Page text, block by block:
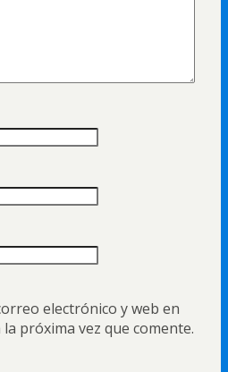
electrónico y web en
próxima vez que comente.